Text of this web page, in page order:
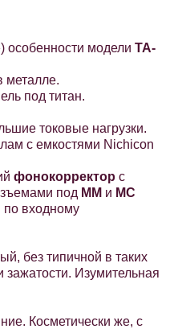
особенности модели TA-
металле.
под титан.
токовые нагрузки.
с емкостями Nichicon
фонокорректор с
под ММ и МС
по входному
без типичной в таких
Изумительная
Косметически же, с